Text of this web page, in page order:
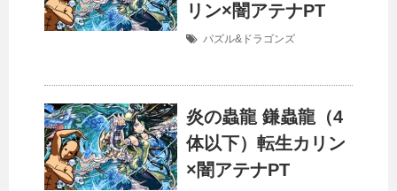
リン×闇アテナPT
パズル&ドラゴンズ
炎の蟲龍 鎌蟲龍（4
体以下）転生カリン
×闇アテナPT